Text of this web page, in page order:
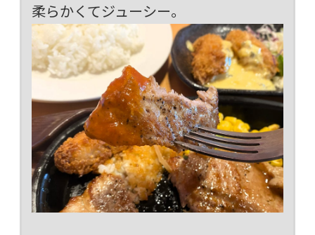
柔らかくてジューシー。